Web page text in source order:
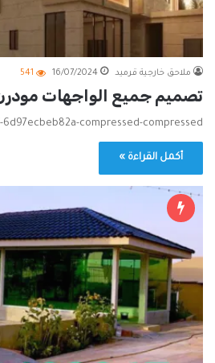
ملاحق خارجية قرميد 16/07/2024
541
تصميم جميع الواجهات
compressed-compressed
أكمل القراءة »